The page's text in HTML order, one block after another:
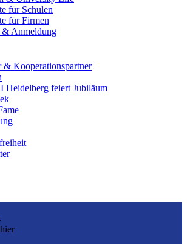
für Schulen
für Firmen
Anmeldung
& Kooperationspartner
Heidelberg feiert Jubiläum